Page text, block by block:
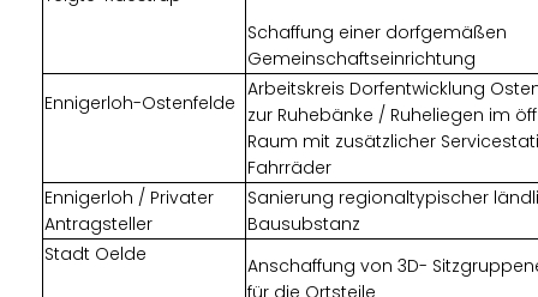
Schaffung einer dorfgemäßen
Gemeinschaftseinrichtung
Ennigerloh-Ostenfelde
Arbeitskreis Dorfentwicklung
zur Ruhebänke / Ruheliegen im
Raum mit zusätzlicher
Fahrräder
Ennigerloh / Privater
Antragsteller
Sanierung regionaltypischer
Bausubstanz
Stadt Oelde
Anschaffung von 3D-
für die Ortsteile